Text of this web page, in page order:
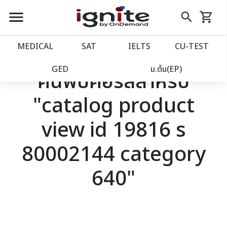
close
account_balance หน้าแรก
เว็บไซต์อิกไนท์
โปรโมชั่น
วางแผนการเรียน
account_circle เข้าสู่ระบบ
menu search
Skip
to
shopping_cart
รถเข็น
MEDICAL SAT IELTS CU‑TEST
GED ม.ต้น(EP)
ค้นพบคอร์สสำหรับ
"catalog product
view id 19816 s
80002144 category
640"